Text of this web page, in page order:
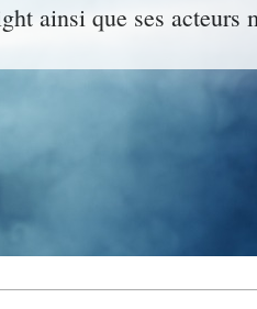
ainsi que ses acteurs